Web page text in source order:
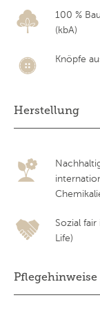
100 %
(kbA)
Knöpfe
Herstellung
Sozial
Life)
Pflegehinweise